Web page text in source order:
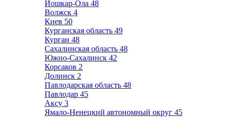
Йошкар-Ола 48
Волжск 4
Киев 50
Курганская область 49
Курган 48
Сахалинская область 48
Южно-Сахалинск 42
Корсаков 2
Долинск 2
Павлодарская область 48
Павлодар 45
Аксу 3
Ямало-Ненецкий автономный округ 45